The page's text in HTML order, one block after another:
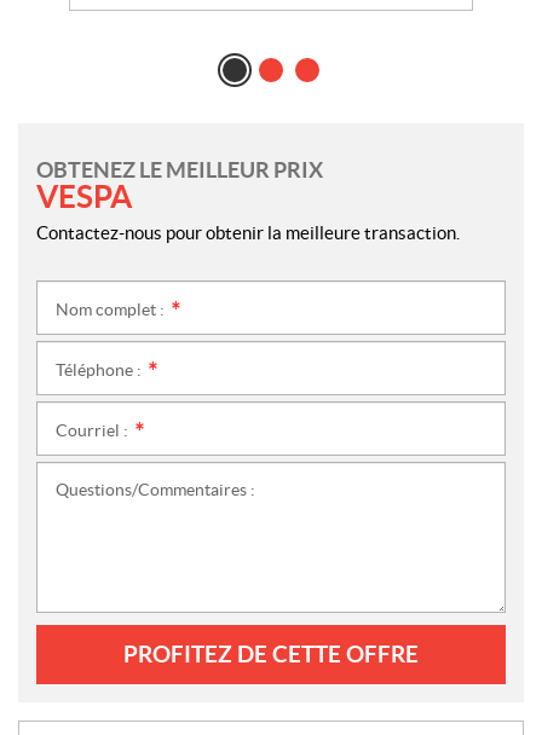
OBTENEZ LE MEILLEUR PRIX
VESPA
Contactez-nous pour obtenir la meilleure transaction.
Nom complet :
Téléphone :
Courriel :
Questions/Commentaires :
PROFITEZ DE CETTE OFFRE